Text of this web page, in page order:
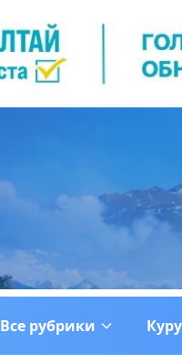
Все рубрики